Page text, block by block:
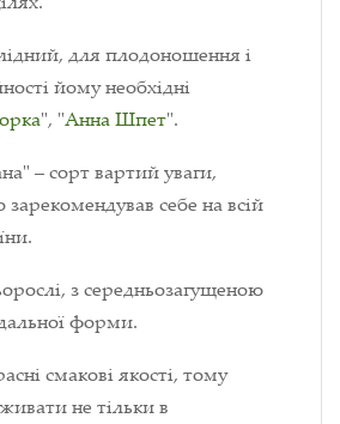
для плодоношення і
йому необхідні
", "Анна Шпет".
– сорт вартий уваги,
зарекомендував себе на всій
з середньозагущеною
форми.
смакові якості, тому
не тільки в